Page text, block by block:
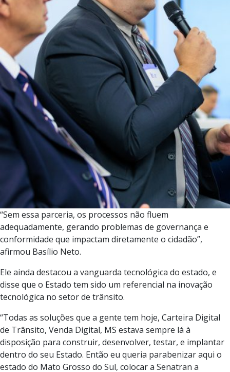
“Sem essa parceria, os processos não fluem
adequadamente, gerando problemas de governança e
conformidade que impactam diretamente o cidadão”,
afirmou Basílio Neto.
Ele ainda destacou a vanguarda tecnológica do estado, e
disse que o Estado tem sido um referencial na inovação
tecnológica no setor de trânsito.
“Todas as soluções que a gente tem hoje, Carteira Digital
de Trânsito, Venda Digital, MS estava sempre lá à
disposição para construir, desenvolver, testar, e implantar
dentro do seu Estado. Então eu queria parabenizar aqui o
estado do Mato Grosso do Sul, colocar a Senatran a